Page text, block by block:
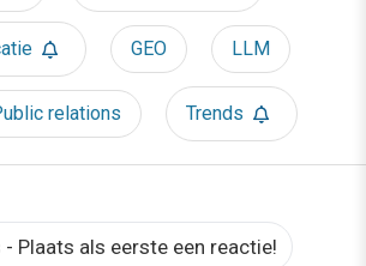
GEO LLM
relations Trends
Plaats als eerste een reactie!